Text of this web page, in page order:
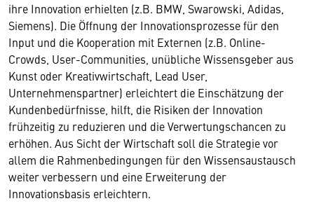
ihre Innovation erhielten (z.B. BMW, Swarowski, Adidas,
Siemens). Die Öffnung der Innovationsprozesse für den
Input und die Kooperation mit Externen (z.B. Online-
Crowds, User-Communities, unübliche Wissensgeber aus
Kunst oder Kreativwirtschaft, Lead User,
Unternehmenspartner) erleichtert die Einschätzung der
Kundenbedürfnisse, hilft, die Risiken der Innovation
frühzeitig zu reduzieren und die Verwertungschancen zu
erhöhen. Aus Sicht der Wirtschaft soll die Strategie vor
allem die Rahmenbedingungen für den Wissensaustausch
weiter verbessern und eine Erweiterung der
Innovationsbasis erleichtern.